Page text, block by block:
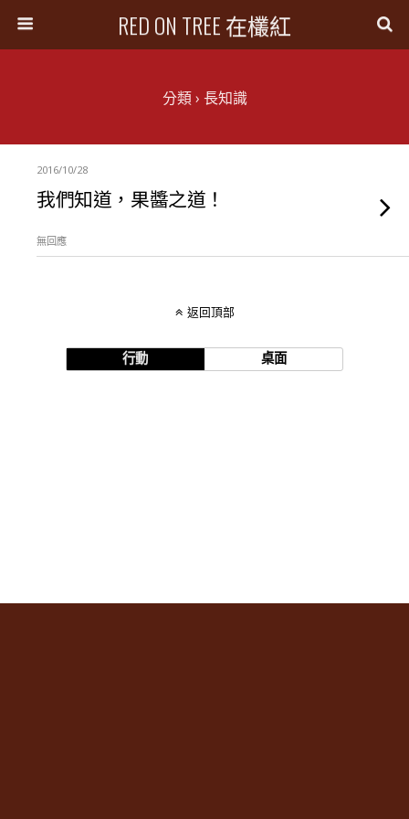
RED ON TREE 在欉紅
分類 › 長知識
2016/10/28
我們知道，果醬之道！
無回應
返回頂部
行動 桌面